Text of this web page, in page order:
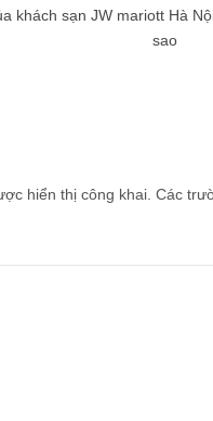
khách sạn JW mariott Hà
sao
hiển thị công khai. Các